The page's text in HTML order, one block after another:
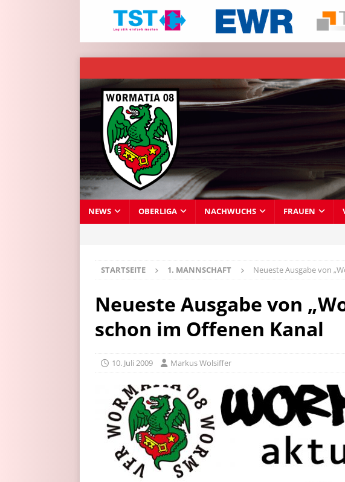
NEWS OBERLIGA NACHWUCHS FRAUEN
STARTSEITE 1. MANNSCHAFT Neueste Ausgabe von
Neueste Ausgabe von
schon im Offenen Kanal
10. Juli 2009 Markus Wolsiffer